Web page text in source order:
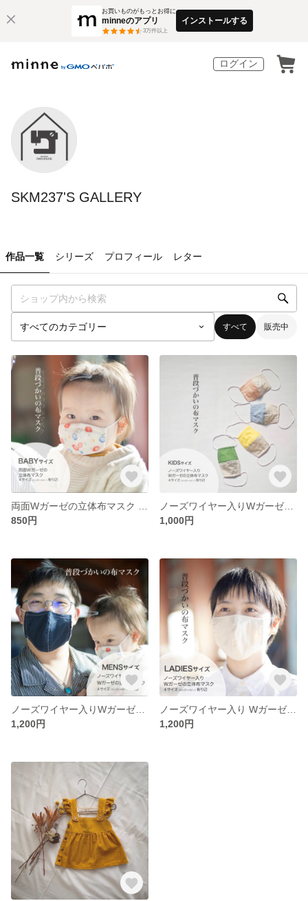
お買いものがもっとお得に
minneのアプリ
3万件以上
インストールする
ログイン
SKM237'S GALLERY
作品一覧 シリーズ プロフィール レター
すべて 販売中
850円
ノーズワイヤー入りWガーゼの立体布マスク KIDS
1,000円
ノーズワイヤー入りWガーゼの立体布マスク MENS
1,200円
ノーズワイヤー入り Wガーゼの立体布マスク ladies
1,200円